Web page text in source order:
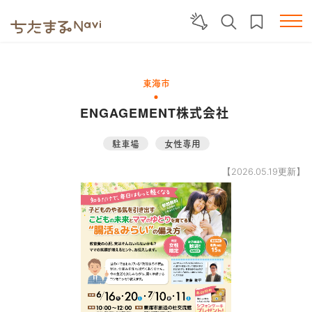
東海市
ENGAGEMENT株式会社
駐車場 女性専用
【2026.05.19更新】